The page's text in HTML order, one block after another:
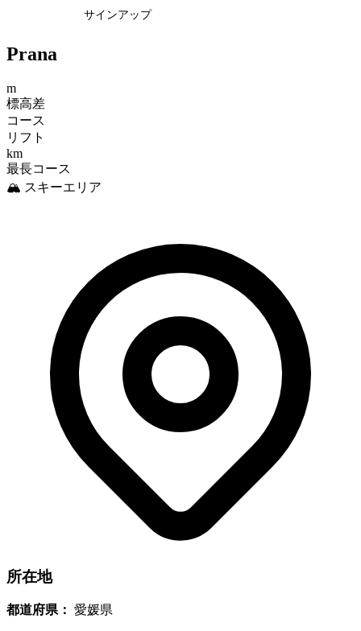
サインアップ
Prana
m
標高差
コース
リフト
km
最長コース
🏔️ スキーエリア
所在地
都道府県： 愛媛県